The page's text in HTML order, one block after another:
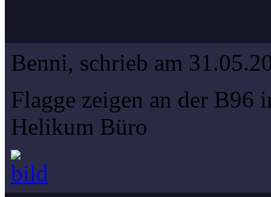
Benni, schrieb am
Flagge zeigen an der
Helikum Büro